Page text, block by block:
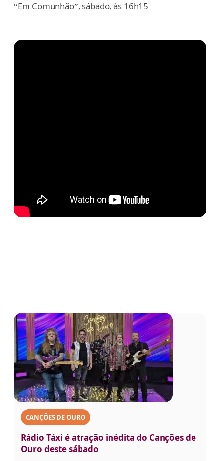
“Em Comunhão”, sábado, às 16h15
CANÇÕES DE OURO
Rádio Táxi é atração inédita do Canções de
Ouro deste sábado